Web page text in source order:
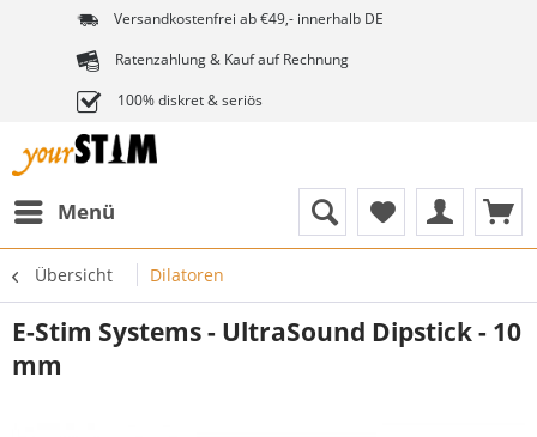
Versandkostenfrei ab €49,- innerhalb DE
Ratenzahlung & Kauf auf Rechnung
100% diskret & seriös
Menü
Übersicht Dilatoren
E-Stim Systems - UltraSound Dipstick - 10
mm